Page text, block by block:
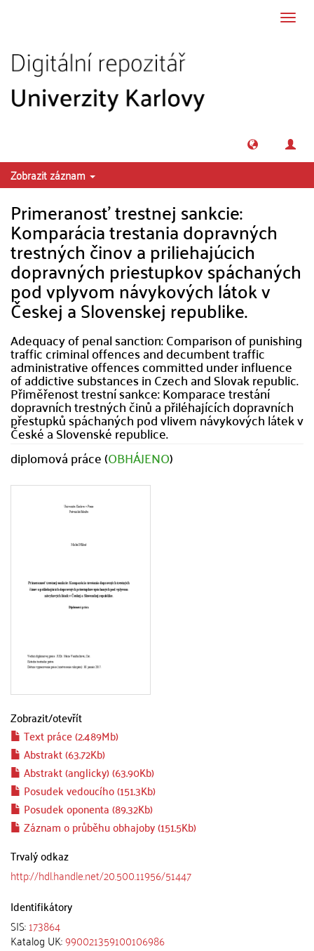
Zobrazit záznam
Primeranosť trestnej sankcie:
Komparácia trestania dopravných
trestných činov a priliehajúcich
dopravných priestupkov spáchaných
pod vplyvom návykových látok v
Českej a Slovenskej republike.
Adequacy of penal sanction: Comparison of punishing
traffic criminal offences and decumbent traffic
administrative offences committed under influence
of addictive substances in Czech and Slovak republic.
Přiměřenost trestní sankce: Komparace trestání
dopravních trestných činů a přiléhajících dopravních
přestupků spáchaných pod vlivem návykových látek v
České a Slovenské republice.
diplomová práce (OBHÁJENO)
Zobrazit/otevřít
Text práce (2.489Mb)
Abstrakt (63.72Kb)
Abstrakt (anglicky) (63.90Kb)
Posudek vedoucího (151.3Kb)
Posudek oponenta (89.32Kb)
Záznam o průběhu obhajoby (151.5Kb)
Trvalý odkaz
http://hdl.handle.net/20.500.11956/51447
Identifikátory
SIS:173864
Katalog UK:990021359100106986